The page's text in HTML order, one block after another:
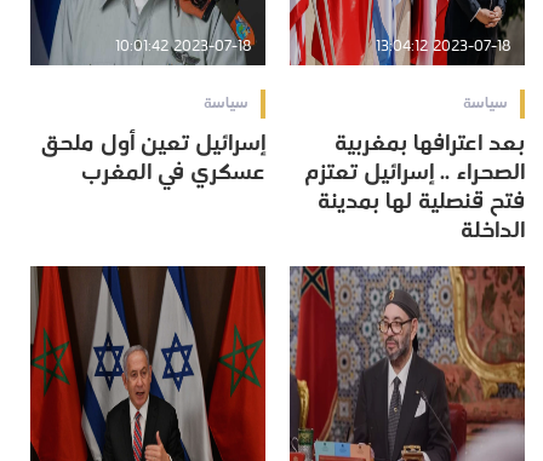
2023-07-18 13:04:12
سياسة
بعد اعترافها بمغربية
الصحراء .. إسرائيل تعتزم
فتح قنصلية لها بمدينة
الداخلة
2023-07-18 10:01:42
سياسة
إسرائيل تعين أول ملحق
عسكري في المغرب